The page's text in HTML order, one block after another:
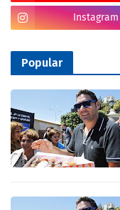
Instagram
Popular